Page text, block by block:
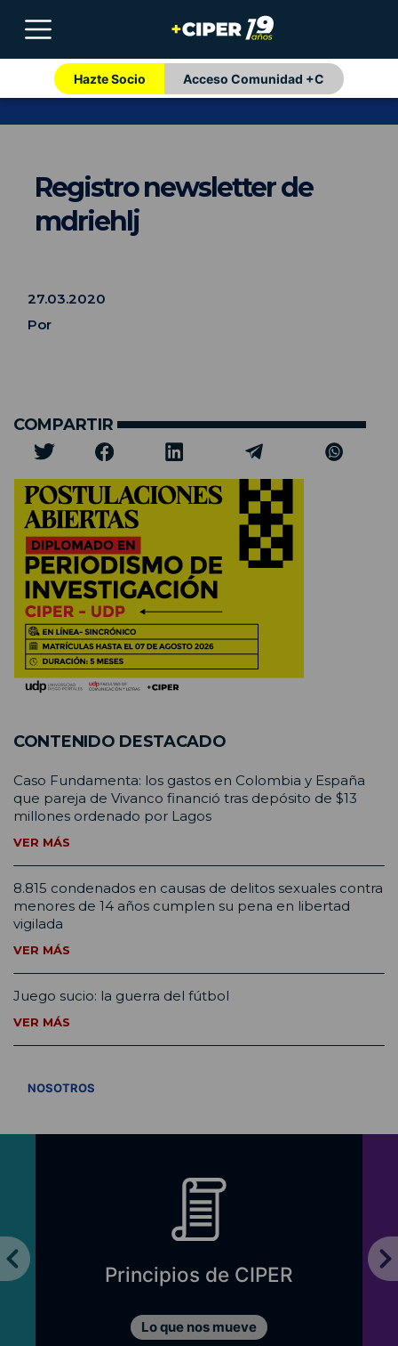
Hazte Socio Acceso Comunidad +C
Registro newsletter de
mdriehlj
27.03.2020
Por
COMPARTIR
CONTENIDO DESTACADO
Caso Fundamenta: los gastos en Colombia y España
que pareja de Vivanco financió tras depósito de $13
millones ordenado por Lagos
VER MÁS
8.815 condenados en causas de delitos sexuales contra
menores de 14 años cumplen su pena en libertad
vigilada
VER MÁS
Juego sucio: la guerra del fútbol
VER MÁS
NOSOTROS
Principios de CIPER
Lo que nos mueve